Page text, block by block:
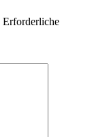
Erforderliche